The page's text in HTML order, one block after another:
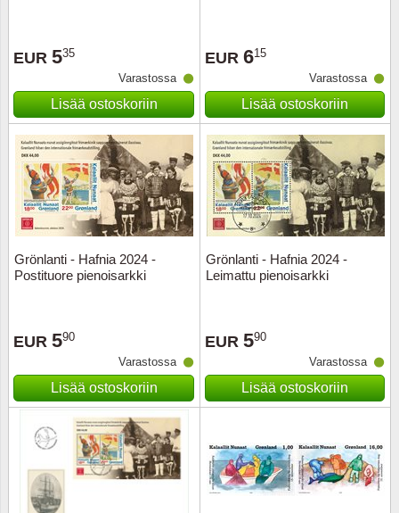
EUR 535
Varastossa
Lisää ostoskoriin
EUR 615
Varastossa
Lisää ostoskoriin
Grönlanti - Hafnia 2024 -
Postituore pienoisarkki
EUR 590
Varastossa
Lisää ostoskoriin
Grönlanti - Hafnia 2024 -
Leimattu pienoisarkki
EUR 590
Varastossa
Lisää ostoskoriin